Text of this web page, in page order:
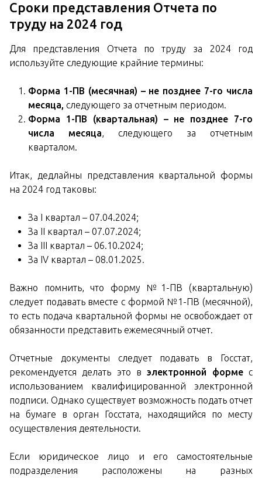
Сроки представления Отчета по
труду на 2024 год
Для представления Отчета по труду за 2024 год
используйте следующие крайние термины:
Форма 1-ПВ (месячная) – не позднее 7-го числа
месяца, следующего за отчетным периодом.
Форма 1-ПВ (квартальная) – не позднее 7-го
числа месяца, следующего за отчетным
кварталом.
Итак, дедлайны представления квартальной формы
на 2024 год таковы:
За I квартал – 07.04.2024;
За ІІ квартал – 07.07.2024;
За ІІІ квартал – 06.10.2024;
За IV квартал – 08.01.2025.
Важно помнить, что форму №1-ПВ (квартальную)
следует подавать вместе с формой №1-ПВ (месячной),
то есть подача квартальной формы не освобождает от
обязанности представить ежемесячный отчет.
Отчетные документы следует подавать в Госстат,
рекомендуется делать это в электронной формес
использованием квалифицированной электронной
подписи. Однако существует возможность подать отчет
на бумаге в орган Госстата, находящийся по месту
осуществления деятельности.
Если юридическое лицо и его самостоятельные
подразделения расположены на разных